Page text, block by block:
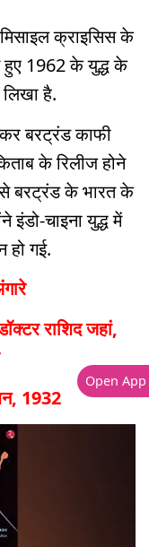
क्राइसिस के
हुए 1962 के युद्ध के
है.
बरट्रंड काफी
के रिलीज होने
बरट्रंड के भारत के
चाइना युद्ध में
हो गई.
राशिद जहां,
1932
Open App